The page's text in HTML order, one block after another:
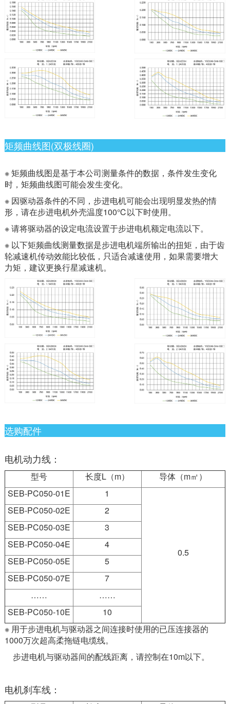
矩频曲线图(双极线圈)
※ 矩频曲线图是基于本公司测量条件的数据，条件发生变化
时，矩频曲线图可能会发生变化。
※ 因驱动器条件的不同，步进电机可能会出现明显发热的情
形，请在步进电机外壳温度100℃以下时使用。
※ 请将驱动器的设定电流设置于步进电机额定电流以下。
※ 以下矩频曲线测量数据是步进电机端所输出的扭矩，由于齿
轮减速机传动效能比较低，只适合减速使用，如果需要增大
力矩，建议更换行星减速机。
选购配件
电机动力线：
型号 长度L（m）
导体（m㎡）
SEB-PC050-01E
1
0.5
SEB-PC050-02E
2
SEB-PC050-03E
3
SEB-PC050-04E
4
SEB-PC050-05E
5
SEB-PC050-07E
7
……
……
SEB-PC050-10E
10
※ 用于步进电机与驱动器之间连接时使用的已压连接器的
1000万次超高柔拖链电缆线。
步进电机与驱动器间的配线距离，请控制在10m以下。
电机刹车线：